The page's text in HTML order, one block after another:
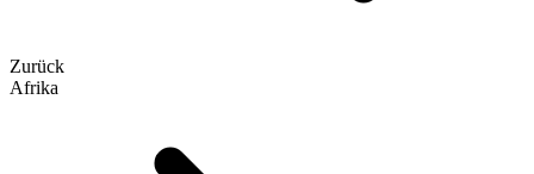
Zurück
Afrika